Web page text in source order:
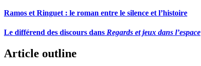
Ramos et Ringuet : le roman entre le silence et l’histoire
Le différend des discours dans Regards et jeux dans l’espace
Article outline